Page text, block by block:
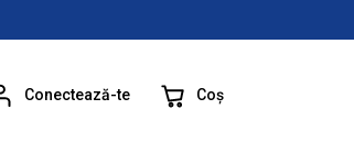
Conectează-te Coș